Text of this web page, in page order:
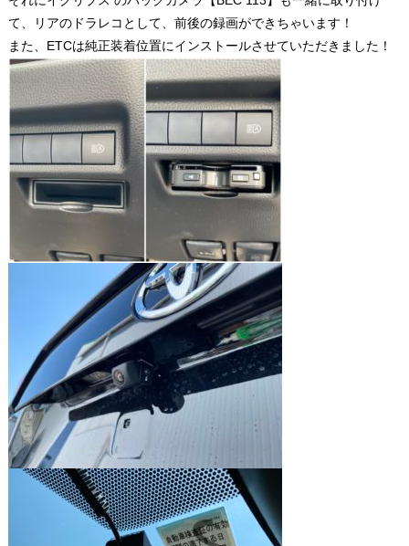
て、リアのドラレコとして、前後の録画ができちゃいます！
また、ETCは純正装着位置にインストールさせていただきました！